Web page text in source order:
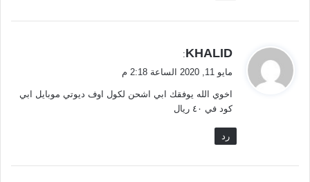
ي
ل
KHALID
:
مايو 11, 2020 الساعة 2:18 م
اخوي الله يوفقك ابي اشحن لكول اوف ديوتي موبايل ابي
كود في ٤٠ ريال
رد